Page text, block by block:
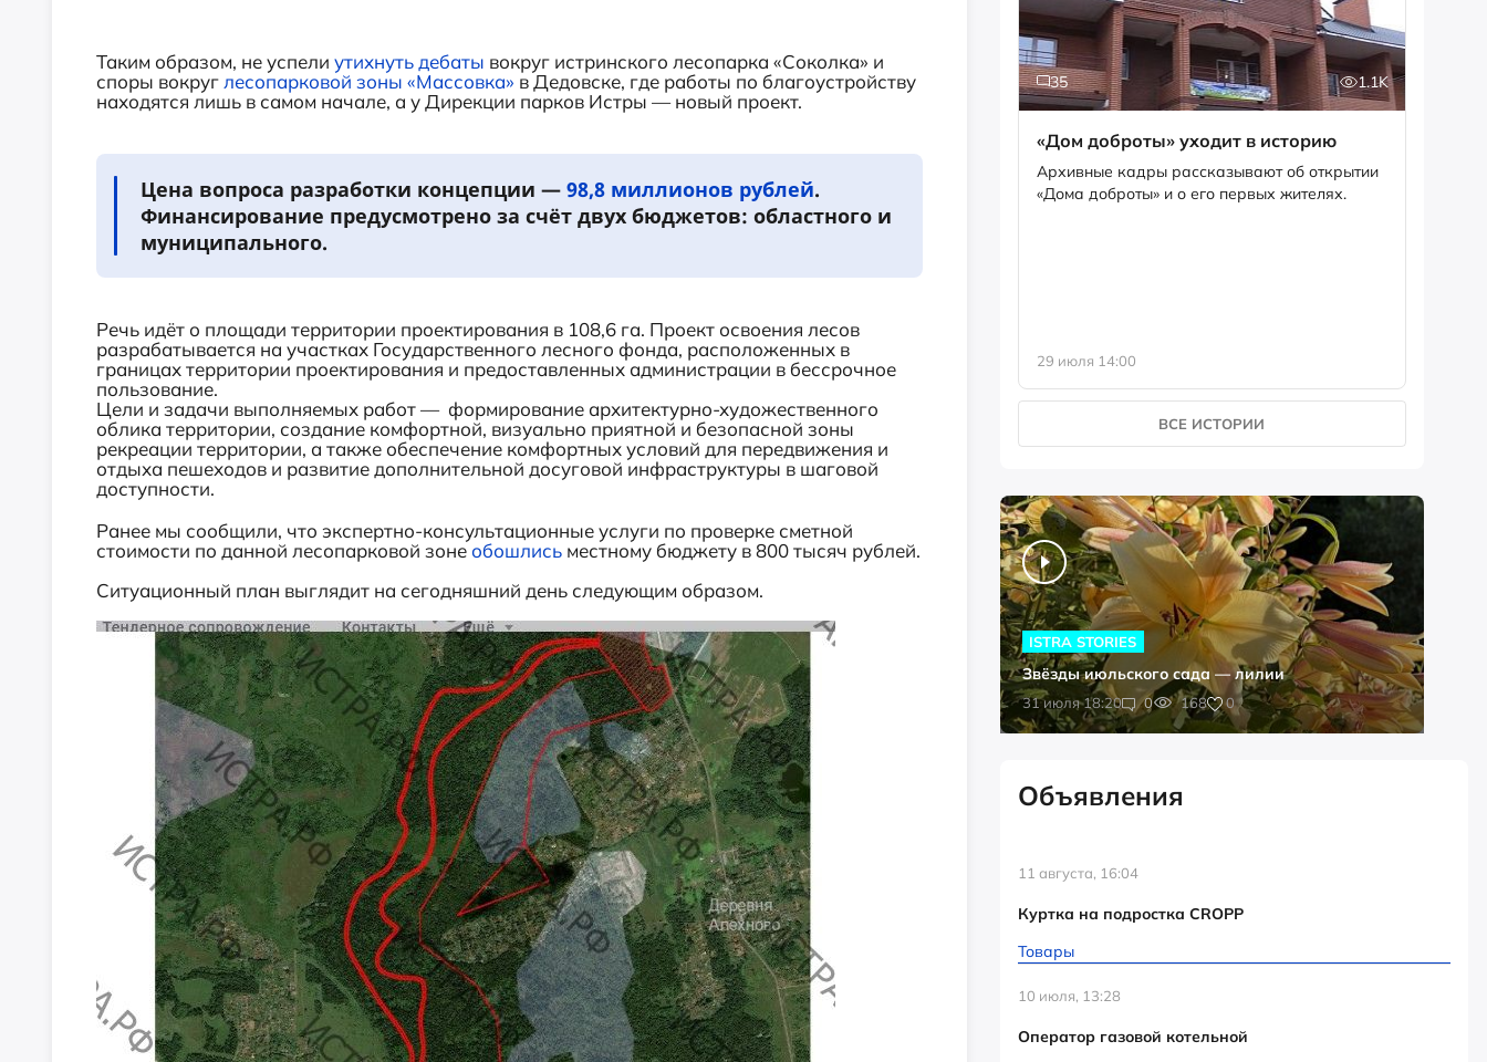
Таким образом, не успели утихнуть дебаты вокруг истринского лесопарка «Соколка» и
споры вокруг лесопарковой зоны «Массовка» в Дедовске, где работы по благоустройству
находятся лишь в самом начале, а у Дирекции парков Истры — новый проект.
Цена вопроса разработки концепции — 98,8 миллионов рублей.
Финансирование предусмотрено за счёт двух бюджетов: областного и
муниципального.
Речь идёт о площади территории проектирования в 108,6 га. Проект освоения лесов
разрабатывается на участках Государственного лесного фонда, расположенных в
границах территории проектирования и предоставленных администрации в бессрочное
пользование.
Цели и задачи выполняемых работ — формирование архитектурно-художественного
облика территории, создание комфортной, визуально приятной и безопасной зоны
рекреации территории, а также обеспечение комфортных условий для передвижения и
отдыха пешеходов и развитие дополнительной досуговой инфраструктуры в шаговой
доступности.
Ранее мы сообщили, что экспертно-консультационные услуги по проверке сметной
стоимости по данной лесопарковой зоне обошлись местному бюджету в 800 тысяч рублей.
Ситуационный план выглядит на сегодняшний день следующим образом.
35 1.1K
«Дом доброты» уходит в историю
Архивные кадры рассказывают об открытии
«Дома доброты» и о его первых жителях.
29 июля 14:00
ВСЕ ИСТОРИИ
31 июля 18:20 0 168 0
ISTRA STORIES
Звёзды июльского сада — лилии
Объявления
11 августа, 16:04
Куртка на подростка CROPP
Товары
10 июля, 13:28
Оператор газовой котельной